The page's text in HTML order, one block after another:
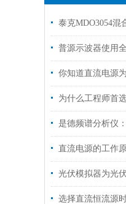
你知道直流电源
是德频谱分析仪
直流电源的工作
选择直流恒流源